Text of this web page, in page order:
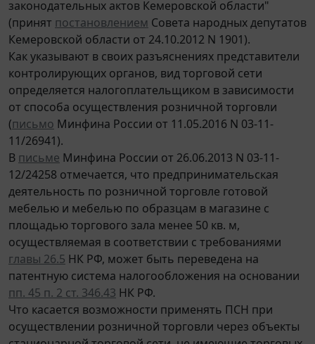
законодательных актов Кемеровской области"
(принят постановлением Совета народных депутатов
Кемеровской области от 24.10.2012 N 1901).
Как указывают в своих разъяснениях представители
контролирующих органов, вид торговой сети
определяется налогоплательщиком в зависимости
от способа осуществления розничной торговли
(письмо Минфина России от 11.05.2016 N 03-11-
11/26941).
В письме Минфина России от 26.06.2013 N 03-11-
12/24258 отмечается, что предпринимательская
деятельность по розничной торговле готовой
мебелью и мебелью по образцам в магазине с
площадью торгового зала менее 50 кв. м,
осуществляемая в соответствии с требованиями
главы 26.5 НК РФ, может быть переведена на
патентную система налогообложения на основании
пп. 45 п. 2 ст. 346.43 НК РФ.
Что касается возможности применять ПСН при
осуществлении розничной торговли через объекты